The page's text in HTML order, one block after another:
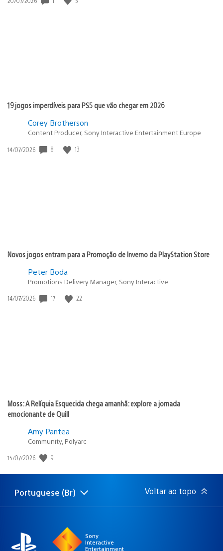
19 jogos imperdíveis para PS5 que vão chegar em 2026
Corey Brotherson
Content Producer, Sony Interactive Entertainment Europe
Data
14/07/2026 8 13
Novos jogos entram para a Promoção de Inverno da PlayStation Store
Peter Boda
Promotions Delivery Manager, Sony Interactive
Data
14/07/2026 17 22
Moss: A Relíquia Esquecida chega amanhã: explore a jornada
emocionante de Quill
Amy Pantea
Community, Polyarc
Data
publicação:
15/07/2026 9
Selecione
uma
Região
atual:
Portuguese (Br) Voltar ao topo
Sony
Interactive
Entertainment